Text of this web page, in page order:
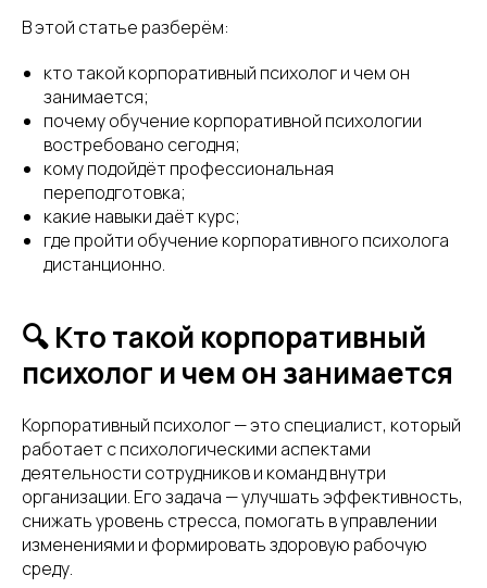
В этой статье разберём:
кто такой корпоративный психолог и чем он
занимается;
почему обучение корпоративной психологии
востребовано сегодня;
кому подойдёт профессиональная
переподготовка;
какие навыки даёт курс;
где пройти обучение корпоративного психолога
дистанционно.
🔍 Кто такой корпоративный
психолог и чем он занимается
Корпоративный психолог — это специалист, который
работает с психологическими аспектами
деятельности сотрудников и команд внутри
организации. Его задача — улучшать эффективность,
снижать уровень стресса, помогать в управлении
изменениями и формировать здоровую рабочую
среду.